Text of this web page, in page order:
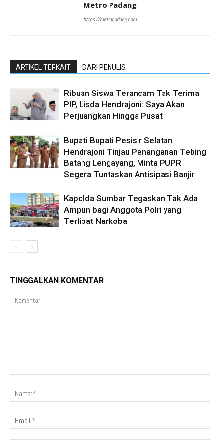
Metro Padang
https://metropadang.com
ARTIKEL TERKAIT DARI PENULIS
Ribuan Siswa Terancam Tak Terima
PIP, Lisda Hendrajoni: Saya Akan
Perjuangkan Hingga Pusat
Bupati Bupati Pesisir Selatan
Hendrajoni Tinjau Penanganan Tebing
Batang Lengayang, Minta PUPR
Segera Tuntaskan Antisipasi Banjir
Kapolda Sumbar Tegaskan Tak Ada
Ampun bagi Anggota Polri yang
Terlibat Narkoba
TINGGALKAN KOMENTAR